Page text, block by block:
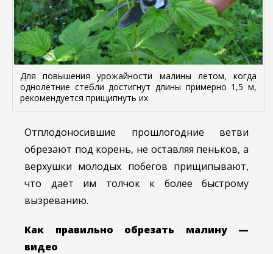
Для повышения урожайности малины летом, когда
однолетние стебли достигнут длины примерно 1,5 м,
рекомендуется прищипнуть их
Отплодоносившие прошлогодние ветви
обрезают под корень, не оставляя пеньков, а
верхушки молодых побегов прищипывают,
что даёт им толчок к более быстрому
вызреванию.
Как правильно обрезать малину —
видео